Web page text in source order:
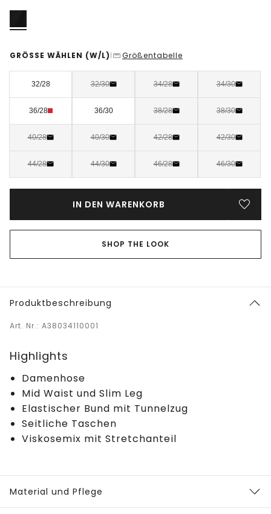
GRÖSSE WÄHLEN (W/L) | Größentabelle
32/28 32/30 34/28 34/30
36/28 36/30 38/28 38/30
40/28 40/30 42/28 42/30
44/28 44/30 46/28 46/30
IN DEN WARENKORB
SHOP THE LOOK
Produktbeschreibung
Art. Nr.: A38034110001
Highlights
Damenhose
Mid Waist und Slim Leg
Elastischer Bund mit Tunnelzug
Seitliche Taschen
Viskosemix mit Stretchanteil
Material und Pflege